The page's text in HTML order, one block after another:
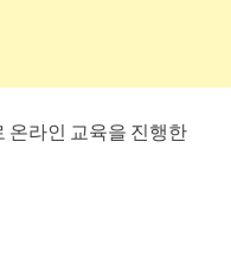
온라인 교육을 진행한